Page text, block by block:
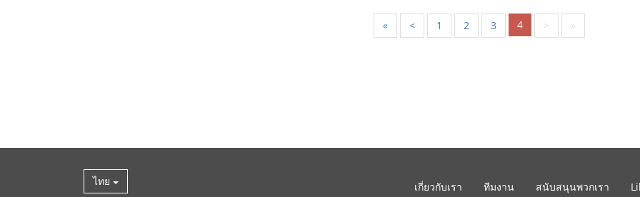
« < 1 2 3 4 > »
ไทย เกี่ยวกับเรา ทีมงาน สนับสนุนพวกเรา